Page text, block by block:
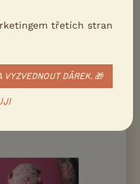
AMERICAN
třetích stran
DÁREK. 🎁